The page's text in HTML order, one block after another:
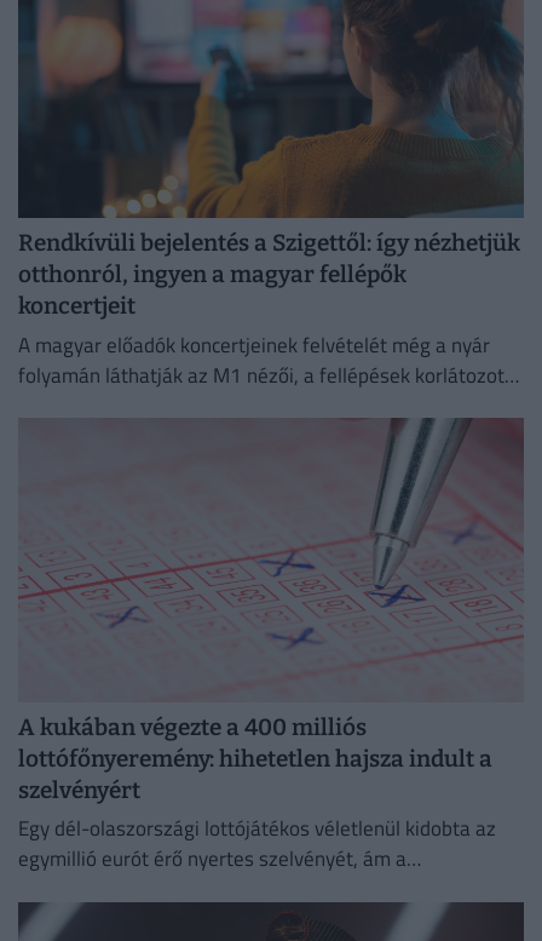
Rendkívüli bejelentés a Szigettől: így nézhetjük
otthonról, ingyen a magyar fellépők
koncertjeit
A magyar előadók koncertjeinek felvételét még a nyár
folyamán láthatják az M1 nézői, a fellépések korlátozott
A kukában végezte a 400 milliós
lottófőnyeremény: hihetetlen hajsza indult a
szelvényért
Egy dél-olaszországi lottójátékos véletlenül kidobta az
egymillió eurót érő nyertes szelvényét, ám a
hulladékhegyben.